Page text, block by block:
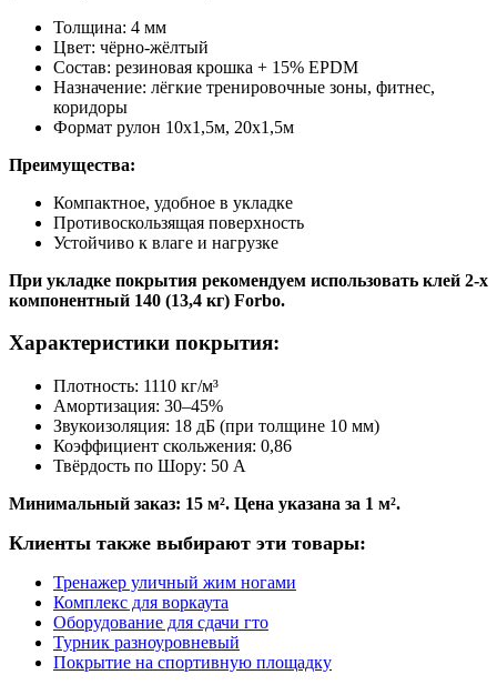
Толщина: 4 мм
Цвет: чёрно-жёлтый
Состав: резиновая крошка + 15% EPDM
Назначение: лёгкие тренировочные зоны, фитнес,
коридоры
Формат рулон 10х1,5м, 20х1,5м
Преимущества:
Компактное, удобное в укладке
Противоскользящая поверхность
Устойчиво к влаге и нагрузке
При укладке покрытия рекомендуем использовать клей 2-х
компонентный 140 (13,4 кг) Forbo.
Характеристики покрытия:
Плотность: 1110 кг/м³
Амортизация: 30–45%
Звукоизоляция: 18 дБ (при толщине 10 мм)
Коэффициент скольжения: 0,86
Твёрдость по Шору: 50 A
Минимальный заказ: 15 м². Цена указана за 1 м².
Клиенты также выбирают эти товары:
Тренажер уличный жим ногами
Комплекс для воркаута
Оборудование для сдачи гто
Турник разноуровневый
Покрытие на спортивную площадку